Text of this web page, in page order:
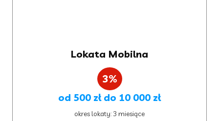
Lokata Mobilna
3%
od 500 zł do 10 000 zł
okres lokaty: 3 miesiące